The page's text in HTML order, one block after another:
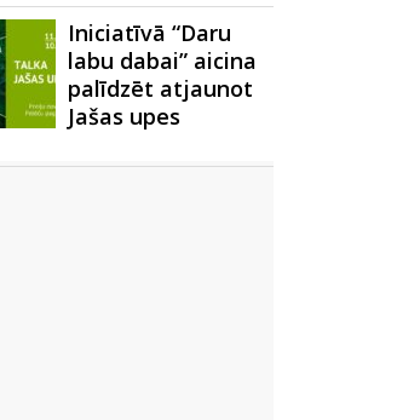
Iniciatīvā “Daru
labu dabai” aicina
palīdzēt atjaunot
Jašas upes